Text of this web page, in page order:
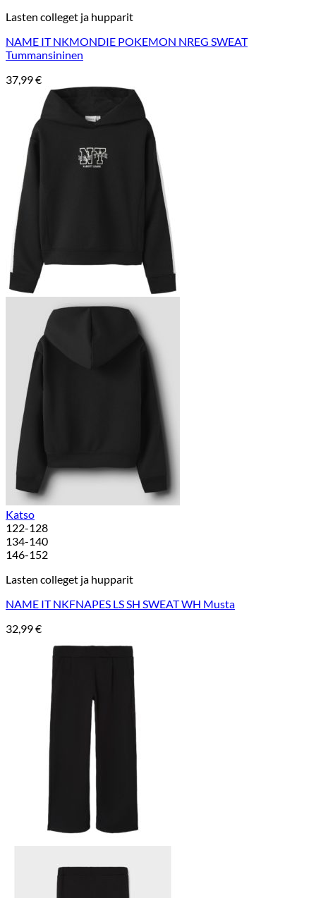
Lasten colleget ja hupparit
NAME IT NKMONDIE POKEMON NREG SWEAT
Tummansininen
37,99€
Katso
122-128
134-140
146-152
Lasten colleget ja hupparit
NAME IT NKFNAPES LS SH SWEAT WH Musta
32,99€